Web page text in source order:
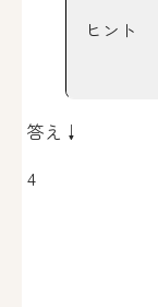
ヒント
答え↓
4